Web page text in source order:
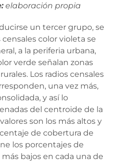
elaboración propia
un tercer grupo, se
color violeta se
a la periferia urbana,
verde señalan zonas
Los radios censales
una vez más,
y así lo
del centroide de la
son los más altos y
de cobertura de
los porcentajes de
bajos en cada una de